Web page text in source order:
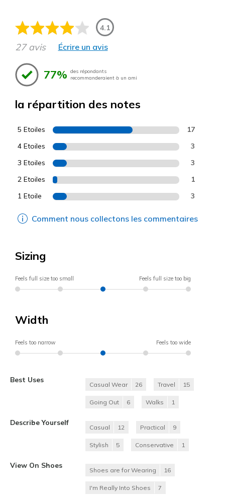
4.1
27 avis Écrire un avis
77% des répondants
recommanderaient à un ami
la répartition des notes
5 Etoiles 17
4 Etoiles 3
3 Etoiles 3
2 Etoiles 1
1 Etoile 3
Comment nous collectons les commentaires
Sizing
Feels full size too small Feels full size too big
Width
Feels too narrow Feels too wide
Best Uses
Casual Wear 26 Travel 15
Going Out 6 Walks 1
Describe Yourself
Casual 12 Practical 9
Stylish 5 Conservative 1
View On Shoes
Shoes are for Wearing 16
I'm Really Into Shoes 7